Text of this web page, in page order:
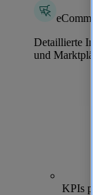
Detaillierte
und
KPIs